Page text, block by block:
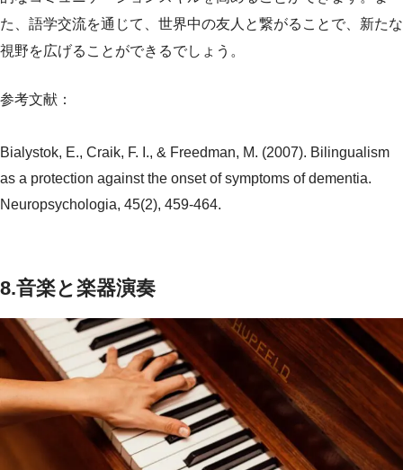
た、語学交流を通じて、世界中の友人と繋がることで、新たな
視野を広げることができるでしょう。
参考文献：
Bialystok, E., Craik, F. I., & Freedman, M. (2007). Bilingualism
as a protection against the onset of symptoms of dementia.
Neuropsychologia, 45(2), 459-464.
8.音楽と楽器演奏